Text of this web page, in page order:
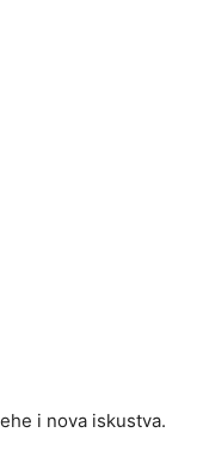
i nova iskustva.